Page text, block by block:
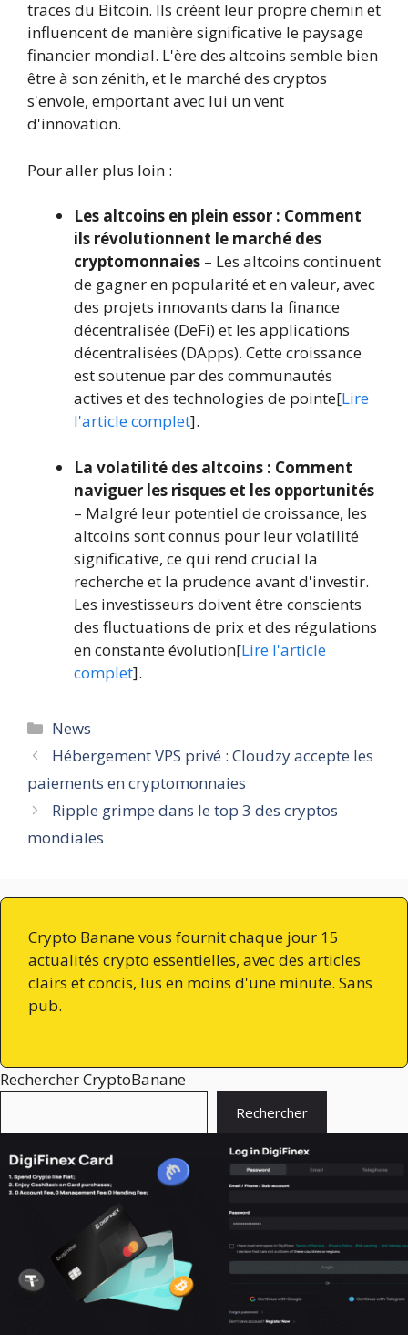
traces du Bitcoin. Ils créent leur propre chemin et
influencent de manière significative le paysage
financier mondial. L'ère des altcoins semble bien
être à son zénith, et le marché des cryptos
s'envole, emportant avec lui un vent
d'innovation.
Pour aller plus loin :
Les altcoins en plein essor : Comment
ils révolutionnent le marché des
cryptomonnaies – Les altcoins continuent
de gagner en popularité et en valeur, avec
des projets innovants dans la finance
décentralisée (DeFi) et les applications
décentralisées (DApps). Cette croissance
est soutenue par des communautés
actives et des technologies de pointe[Lire
l'article complet].
La volatilité des altcoins : Comment
naviguer les risques et les opportunités
– Malgré leur potentiel de croissance, les
altcoins sont connus pour leur volatilité
significative, ce qui rend crucial la
recherche et la prudence avant d'investir.
Les investisseurs doivent être conscients
des fluctuations de prix et des régulations
en constante évolution[Lire l'article
complet].
Catégories
News
Hébergement VPS privé : Cloudzy accepte les
paiements en cryptomonnaies
Ripple grimpe dans le top 3 des cryptos
mondiales
Crypto Banane vous fournit chaque jour 15
actualités crypto essentielles, avec des articles
clairs et concis, lus en moins d'une minute. Sans
pub.
Rechercher CryptoBanane
Rechercher